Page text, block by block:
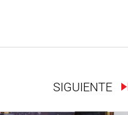
SIGUIENTE